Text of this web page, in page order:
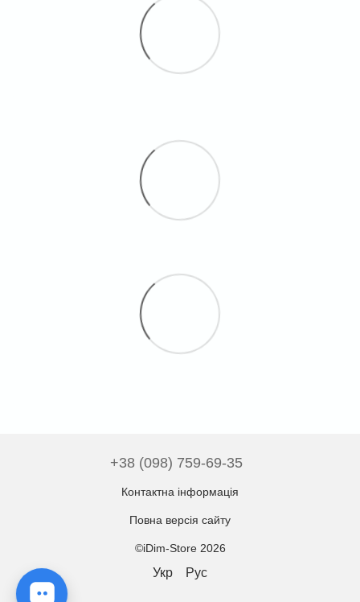
+38 (098) 759-69-35
Контактна інформація
Повна версія сайту
©iDim-Store 2026
Укр Рус